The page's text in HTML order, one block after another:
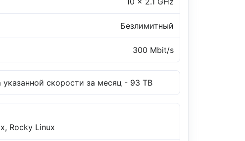
Безлимитный
300 Mbit/s
скорости за месяц - 93 TB
Rocky Linux